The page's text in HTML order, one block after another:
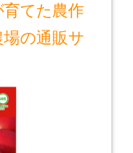
育てた農作
の通販サ